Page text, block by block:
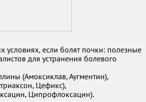
условиях, если болят почки: полезные
для устранения болевого
(Амоксиклав, Аугментин),
Цефикс),
Ципрофлоксацин).